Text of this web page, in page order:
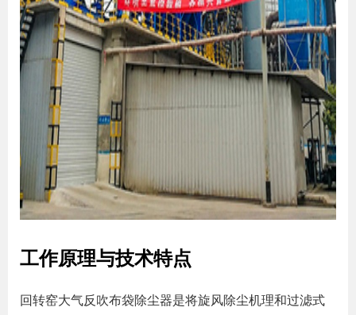
工作原理与技术特点
回转窑大气反吹布袋除尘器是将旋风除尘机理和过滤式